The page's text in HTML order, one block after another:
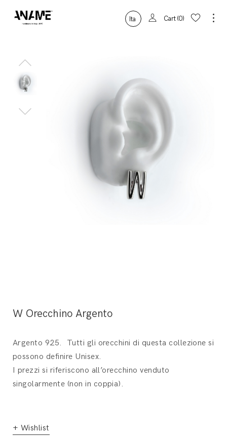
Ita Cart 0
W Orecchino Argento
Argento 925. Tutti gli orecchini di questa collezione si
possono definire Unisex.
I prezzi si riferiscono all’orecchino venduto
singolarmente (non in coppia).
+ Wishlist